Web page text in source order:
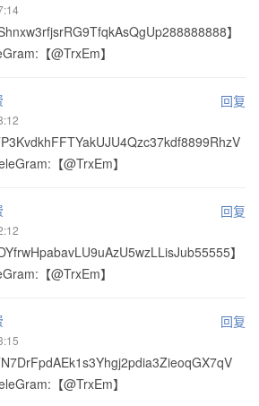
】
【@TrxEm】
回复
【@TrxEm】
回复
】
【@TrxEm】
回复
【@TrxEm】